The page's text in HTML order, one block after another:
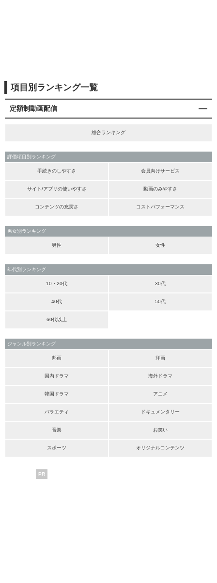
項目別ランキング一覧
定額制動画配信
総合ランキング
評価項目別ランキング
手続きのしやすさ 会員向けサービス
サイト/アプリの使いやすさ 動画のみやすさ
コンテンツの充実さ コストパフォーマンス
男女別ランキング
男性 女性
年代別ランキング
10・20代 30代
40代 50代
60代以上
ジャンル別ランキング
邦画 洋画
国内ドラマ 海外ドラマ
韓国ドラマ アニメ
バラエティ ドキュメンタリー
音楽 お笑い
スポーツ オリジナルコンテンツ
PR